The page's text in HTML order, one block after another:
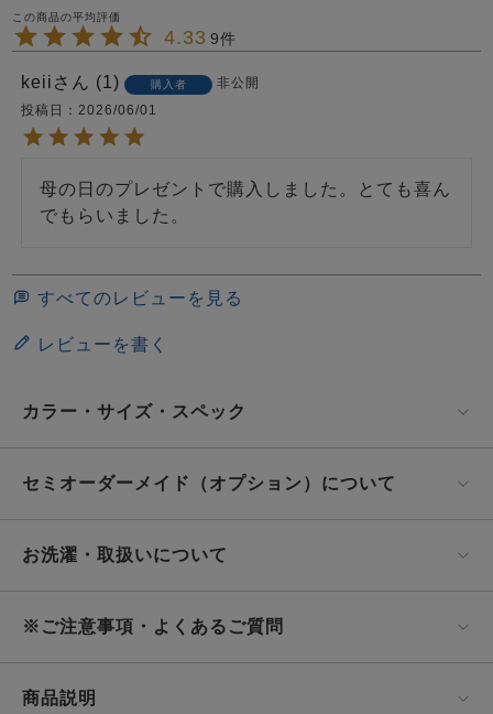
4.33 9
keii 1 購入者
非公開
投稿日
2026/06/01
母の日のプレゼントで購入しました。とても喜ん
でもらいました。
すべてのレビューを見る
レビューを書く
カラー・サイズ・スペック
セミオーダーメイド（オプション）について
お洗濯・取扱いについて
※ご注意事項・よくあるご質問
商品説明